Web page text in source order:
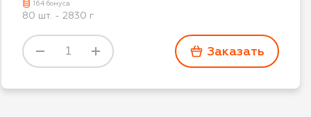
Оставить отзыв
164 бонуса
80 шт. - 2830 г
Заказать